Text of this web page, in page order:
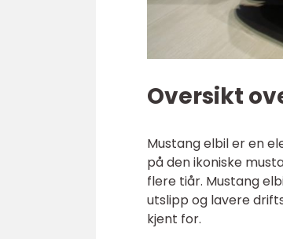
Oversikt
Mustang elbil er en
på den ikoniske
flere tiår. Mustang
utslipp og lavere
kjent for.